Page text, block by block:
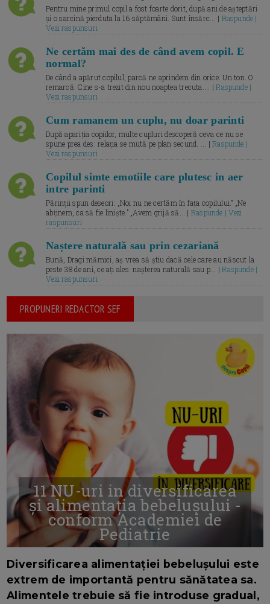
Pentru mine primul copil a fost foarte dorit, după ani de așteptări
și o sarcină pierduta la 16 săptămâni. Sunt însărc... | Raspunde |
Vezi raspunsuri
Ne certăm mai des de când avem copil. E
normal?
De când a apărut copilul, parcă ne aprindem din orice. Un ton. O
remarcă. Cine s-a trezit din nou noaptea trecuta.... |Raspunde |
Vezi raspunsuri
Cum ramanem un cuplu, nu doar parinti
După apariția copiilor, multe cupluri descoperă ceva ce nu se
spune prea des: relația se mută pe plan secund. ... |Raspunde |
Vezi raspunsuri
Copilul simte emotiile care plutesc in aer
intre parinti
Părinții spun deseori: „Noi nu ne certăm în fața copilului.” „Ne
abținem, ca să fie liniște.” „Avem grijă să... | Raspunde | Vezi
raspunsuri
Naștere naturală sau prin cezariană
Bună, Dragi mămici, aș vrea să știu dacă cele care au născut la
peste 38 de ani, ce ați ales: nașterea naturală sau p... |Raspunde |
Vezi raspunsuri
PROPUNERI REDACTOR SEF
11 NU-uri in diversificarea
și alimentația bebelușului -
conform Academiei de
Pediatrie
Diversificarea alimentației bebelușului este
extrem de importantă pentru sănătatea sa.
Alimentele trebuie să fie introduse gradual,